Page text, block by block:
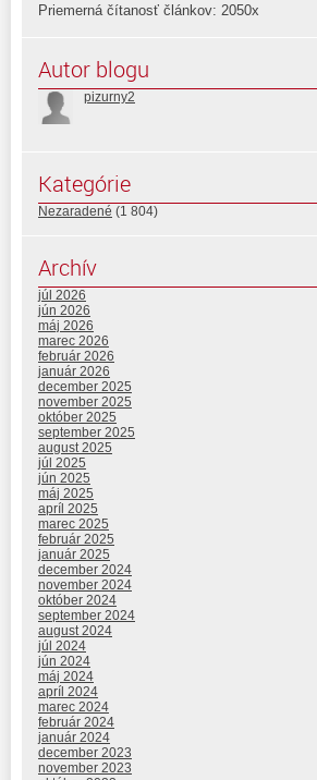
Priemerná čítanosť článkov: 2050x
Autor blogu
pizurny2
Kategórie
Nezaradené (1 804)
Archív
júl 2026
jún 2026
máj 2026
marec 2026
február 2026
január 2026
december 2025
november 2025
október 2025
september 2025
august 2025
júl 2025
jún 2025
máj 2025
apríl 2025
marec 2025
február 2025
január 2025
december 2024
november 2024
október 2024
september 2024
august 2024
júl 2024
jún 2024
máj 2024
apríl 2024
marec 2024
február 2024
január 2024
december 2023
november 2023